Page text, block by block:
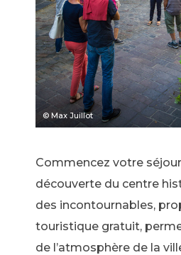
© Max Juillot
Commencez votre
découverte du centre
des incontournables,
touristique gratuit,
de l’atmosphère de la